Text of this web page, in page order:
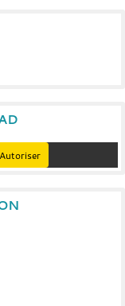
Autoriser